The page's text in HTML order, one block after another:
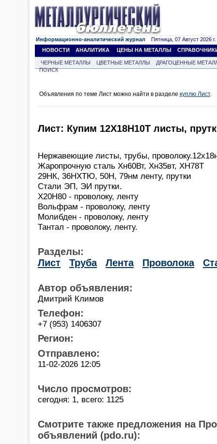
Информационно-аналитический журнал Пятница, 07 Август 2026 г.
НОВОСТИ
АНАЛИТИКА ЦЕНЫ НА МЕТАЛЛЫ
ЧЕРНЫЕ МЕТАЛЛЫ ЦВЕТНЫЕ МЕТАЛЛЫ
ДРАГОЦЕННЫЕ
ПОИСК
Объявления по теме Лист можно найти в разделе куплю Лист.
Лист: Купим 12Х18Н10Т листы,
Нержавеющие листы, трубы,
Жаропрочную сталь Хн60Вт, Хн35вт, ХН78Т
29НК, 36НХТЮ, 50Н, 79нм ленту, прутки
Стали ЭП, ЭИ прутки.
Х20Н80 - проволоку, ленту
Вольфрам - проволоку, ленту
Молибден - проволоку, ленту
Тантал - проволоку, ленту.
Разделы:
Лист
Труба Лента Проволока
Автор объявления:
Дмитрий Климов
Телефон:
+7 (953) 1406307
Регион:
Отправлено:
11-02-2026 12:05
Число просмотров:
сегодня: 1, всего: 1125
Смотрите также предложения на
объявлений (pdo.ru):